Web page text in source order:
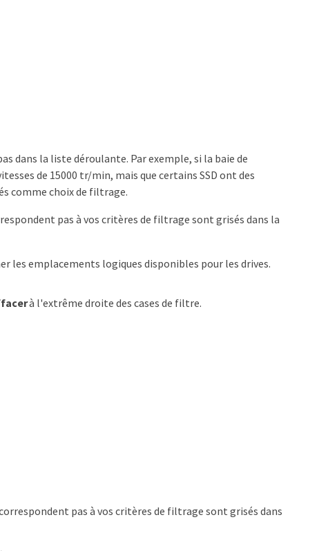
dans la liste déroulante. Par exemple, si la baie de
de 15000 tr/min, mais que certains SSD ont des
comme choix de filtrage.
pas à vos critères de filtrage sont grisés dans la
les emplacements logiques disponibles pour les drives.
à l'extrême droite des cases de filtre.
pas à vos critères de filtrage sont grisés dans